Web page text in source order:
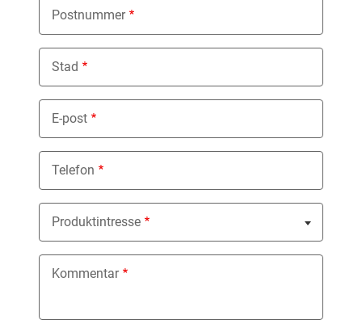
Postnummer
Stad
E-post
Telefon
Produktintresse
Nothing selected
Kommentar